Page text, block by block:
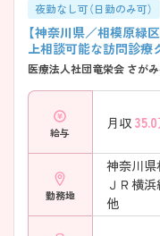
夜勤なし可（日勤のみ可）
【神奈川県／相模原緑
上相談可能な訪問診療
医療法人社団竜栄会 さが
給与
月収 35.0
勤務地
神奈川
ＪＲ横浜
他